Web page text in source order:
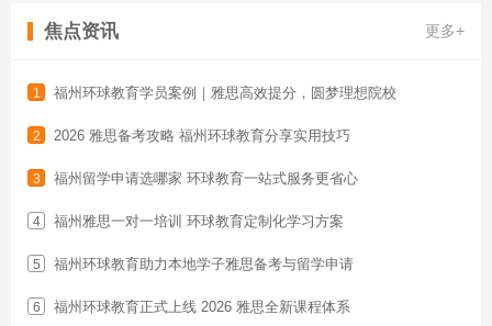
焦点资讯 更多+
1 福州环球教育学员案例｜雅思高效提分，圆梦理想院校
2 2026 雅思备考攻略 福州环球教育分享实用技巧
3 福州留学申请选哪家 环球教育一站式服务更省心
4 福州雅思一对一培训 环球教育定制化学习方案
5 福州环球教育助力本地学子雅思备考与留学申请
6 福州环球教育正式上线 2026 雅思全新课程体系